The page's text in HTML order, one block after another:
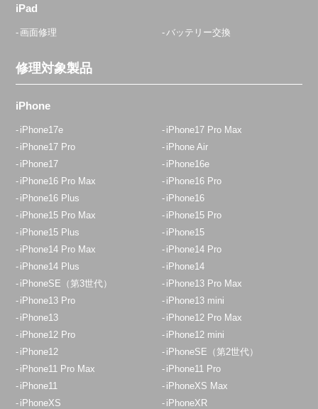
iPad
画面修理 バッテリー交換
修理対象製品
iPhone
iPhone17e
iPhone17 Pro Max
iPhone17 Pro
iPhone Air
iPhone17
iPhone16e
iPhone16 Pro Max
iPhone16 Pro
iPhone16 Plus
iPhone16
iPhone15 Pro Max
iPhone15 Pro
iPhone15 Plus
iPhone15
iPhone14 Pro Max
iPhone14 Pro
iPhone14 Plus
iPhone14
iPhoneSE（第3世代）
iPhone13 Pro Max
iPhone13 Pro
iPhone13 mini
iPhone13
iPhone12 Pro Max
iPhone12 Pro
iPhone12 mini
iPhone12
iPhoneSE（第2世代）
iPhone11 Pro Max
iPhone11 Pro
iPhone11
iPhoneXS Max
iPhoneXS
iPhoneXR